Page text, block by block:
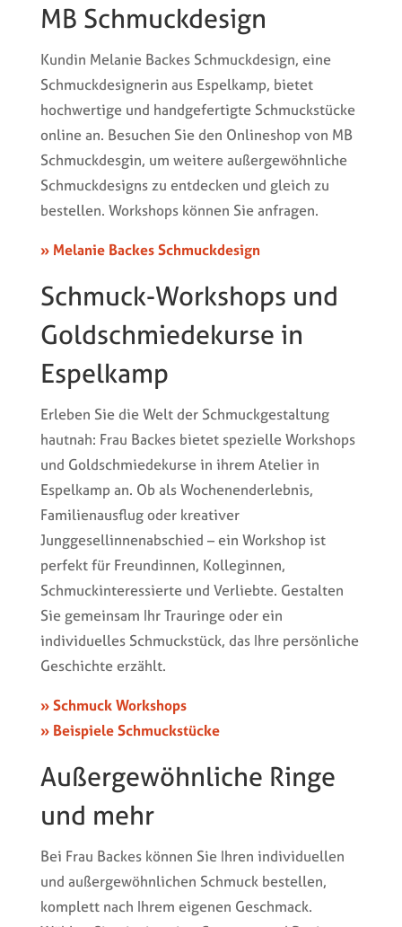
MB Schmuckdesign
Kundin Melanie Backes Schmuckdesign, eine
Schmuckdesignerin aus Espelkamp, bietet
hochwertige und handgefertigte Schmuckstücke
online an. Besuchen Sie den Onlineshop von MB
Schmuckdesgin, um weitere außergewöhnliche
Schmuckdesigns zu entdecken und gleich zu
bestellen. Workshops können Sie anfragen.
» Melanie Backes Schmuckdesign
Schmuck-Workshops und
Goldschmiedekurse in
Espelkamp
Erleben Sie die Welt der Schmuckgestaltung
hautnah: Frau Backes bietet spezielle Workshops
und Goldschmiedekurse in ihrem Atelier in
Espelkamp an. Ob als Wochenenderlebnis,
Familienausflug oder kreativer
Junggesellinnenabschied – ein Workshop ist
perfekt für Freundinnen, Kolleginnen,
Schmuckinteressierte und Verliebte. Gestalten
Sie gemeinsam Ihr Trauringe oder ein
individuelles Schmuckstück, das Ihre persönliche
Geschichte erzählt.
» Schmuck Workshops
» Beispiele Schmuckstücke
Außergewöhnliche Ringe
und mehr
Bei Frau Backes können Sie Ihren individuellen
und außergewöhnlichen Schmuck bestellen,
komplett nach Ihrem eigenen Geschmack.